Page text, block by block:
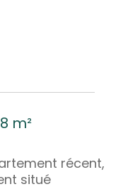
m²
récent,
situé